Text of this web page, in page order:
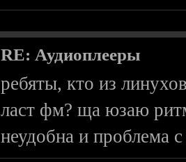
RE: Аудиоплееры
ребяты, кто из
ласт фм? ща юзаю
неудобна и проблема